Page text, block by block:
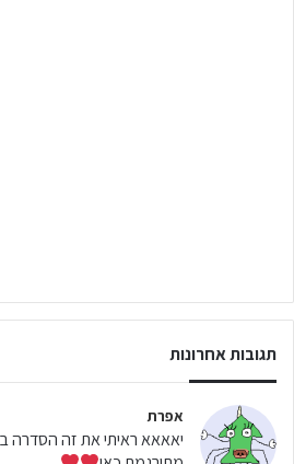
תגובות אחרונות
אפרת
יאאאא ראיתי את זה הסדרה